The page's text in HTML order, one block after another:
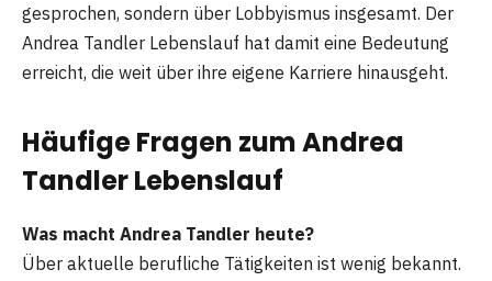
gesprochen, sondern über Lobbyismus insgesamt. Der
Andrea Tandler Lebenslauf hat damit eine Bedeutung
erreicht, die weit über ihre eigene Karriere hinausgeht.
Häufige Fragen zum Andrea
Tandler Lebenslauf
Was macht Andrea Tandler heute?
Über aktuelle berufliche Tätigkeiten ist wenig bekannt.